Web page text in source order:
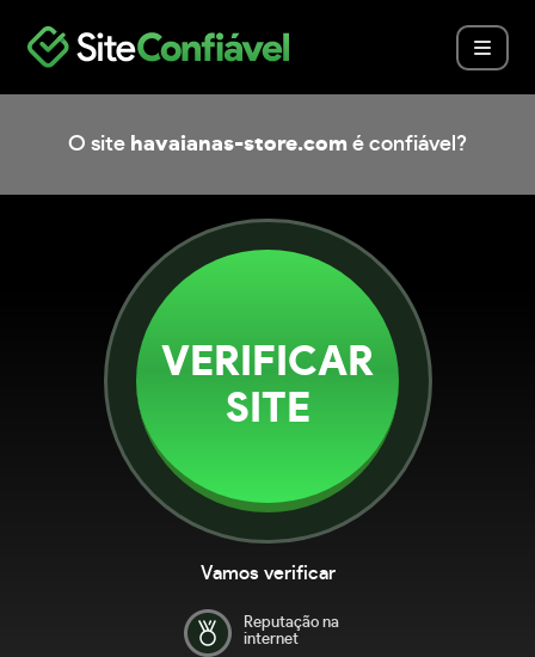
O site havaianas-store.com é confiável?
VERIFICAR
SITE
Vamos verificar
Reputação na
internet